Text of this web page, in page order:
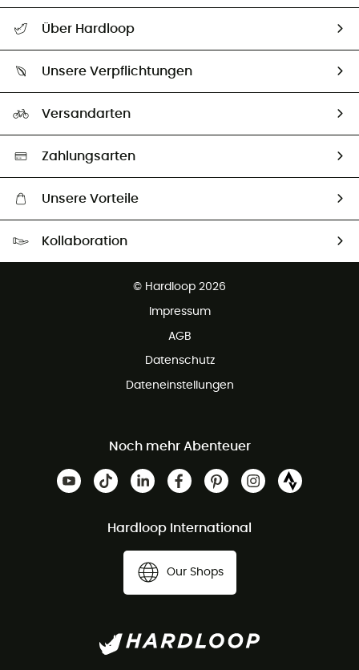
Größentabelle
Vertrag widerrufen
Über Hardloop
Unsere Botschafter
Unsere Verpflichtungen
Auswahl an nachhaltigen Produkten
Versandarten
Zahlungsarten
Unsere Vorteile
Kollaboration
© Hardloop 2026
Impressum
AGB
Datenschutz
Dateneinstellungen
Noch mehr Abenteuer
Hardloop International
Our Shops